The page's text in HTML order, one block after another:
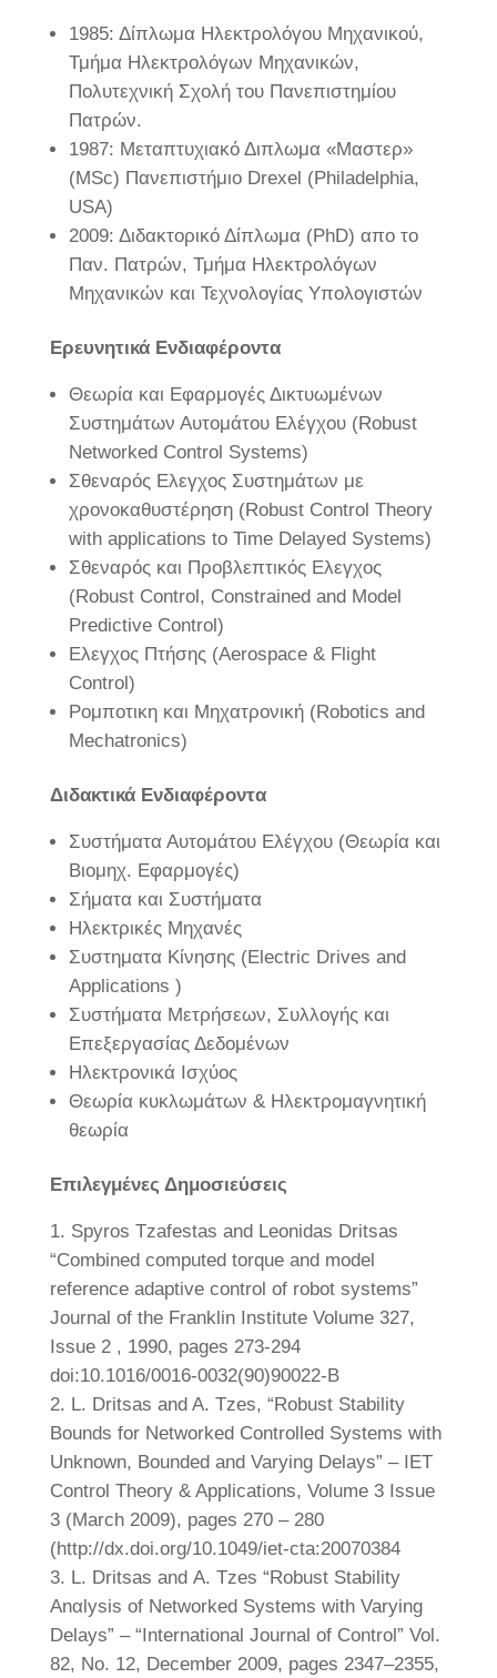
1985: Δίπλωμα Ηλεκτρολόγου Μηχανικού,
Τμήμα Ηλεκτρολόγων Μηχανικών,
Πολυτεχνική Σχολή του Πανεπιστημίου
Πατρών.
1987: Μεταπτυχιακό Διπλωμα «Μαστερ»
(MSc) Πανεπιστήμιο Drexel (Philadelphia,
USA)
2009: Διδακτορικό Δίπλωμα (PhD) απο το
Παν. Πατρών, Τμήμα Ηλεκτρολόγων
Μηχανικών και Τεχνολογίας Υπολογιστών
Ερευνητικά Ενδιαφέροντα
Θεωρία και Εφαρμογές Δικτυωμένων
Συστημάτων Αυτομάτου Ελέγχου (Robust
Networked Control Systems)
Σθεναρός Ελεγχος Συστημάτων με
χρονοκαθυστέρηση (Robust Control Theory
with applications to Time Delayed Systems)
Σθεναρός και Προβλεπτικός Ελεγχος
(Robust Control, Constrained and Model
Predictive Control)
Ελεγχος Πτήσης (Aerospace & Flight
Control)
Ρομποτικη και Μηχατρονική (Robotics and
Μechatronics)
Διδακτικά Ενδιαφέροντα
Συστήματα Αυτομάτου Ελέγχου (Θεωρία και
Βιομηχ. Εφαρμογές)
Σήματα και Συστήματα
Ηλεκτρικές Μηχανές
Συστηματα Κίνησης (Electric Drives and
Applications )
Συστήματα Μετρήσεων, Συλλογής και
Επεξεργασίας Δεδομένων
Ηλεκτρονικά Ισχύος
Θεωρία κυκλωμάτων & Ηλεκτρομαγνητική
θεωρία
Επιλεγμένες Δημοσιεύσεις
Spyros Tzafestas and Leonidas Dritsas
“Combined computed torque and model
reference adaptive control of robot systems”
Journal of the Franklin Institute Volume 327,
Issue 2 , 1990, pages 273-294
doi:10.1016/0016-0032(90)90022-B
L. Dritsas and A. Tzes, “Robust Stability
Bounds for Networked Controlled Systems with
Unknown, Bounded and Varying Delays” – IET
Control Theory & Applications, Volume 3 Issue
3 (March 2009), pages 270 – 280
(http://dx.doi.org/10.1049/iet-cta:20070384
L. Dritsas and Α. Tzes “Robust Stability
Αnαlysis οf Networked Systems with Varying
Delays” – “International Jοurnal οf Contrοl” Vol.
82, No. 12, December 2009, pages 2347–2355,